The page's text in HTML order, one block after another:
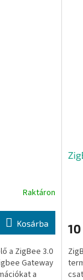
Raktáron
Kosárba
a ZigBee 3.0
Gateway
a